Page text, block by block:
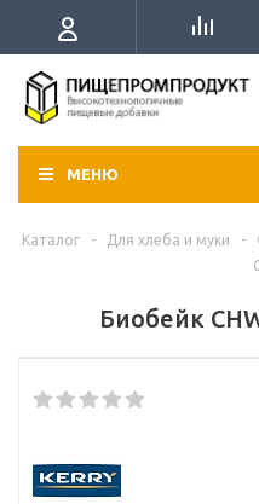
МЕНЮ
Каталог - Для хлеба и муки -
Биобейк